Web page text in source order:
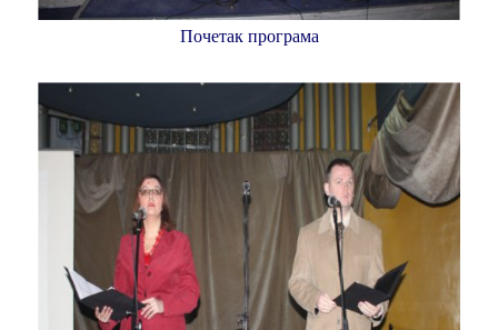
Почетак програма